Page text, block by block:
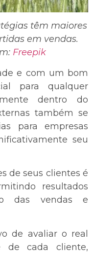
têm maiores
em vendas.
Freepik
e com um bom
para qualquer
dentro do
também se
para empresas
seu
de seus clientes é
resultados
das vendas e
de avaliar o real
de cada cliente,